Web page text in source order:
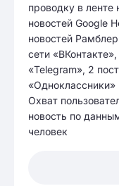
проводку в ленте
новостей Google
новостей
сети
«Telegram», 2
«Одноклассники»
Охват
новость по
человек